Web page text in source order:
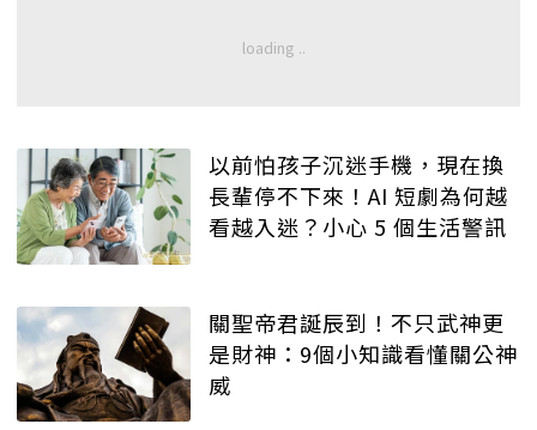
以前怕孩子沉迷手機，現在換
長輩停不下來！AI 短劇為何越
看越入迷？小心 5 個生活警訊
關聖帝君誕辰到！不只武神更
是財神：9個小知識看懂關公神
威